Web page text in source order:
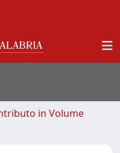
in Volume